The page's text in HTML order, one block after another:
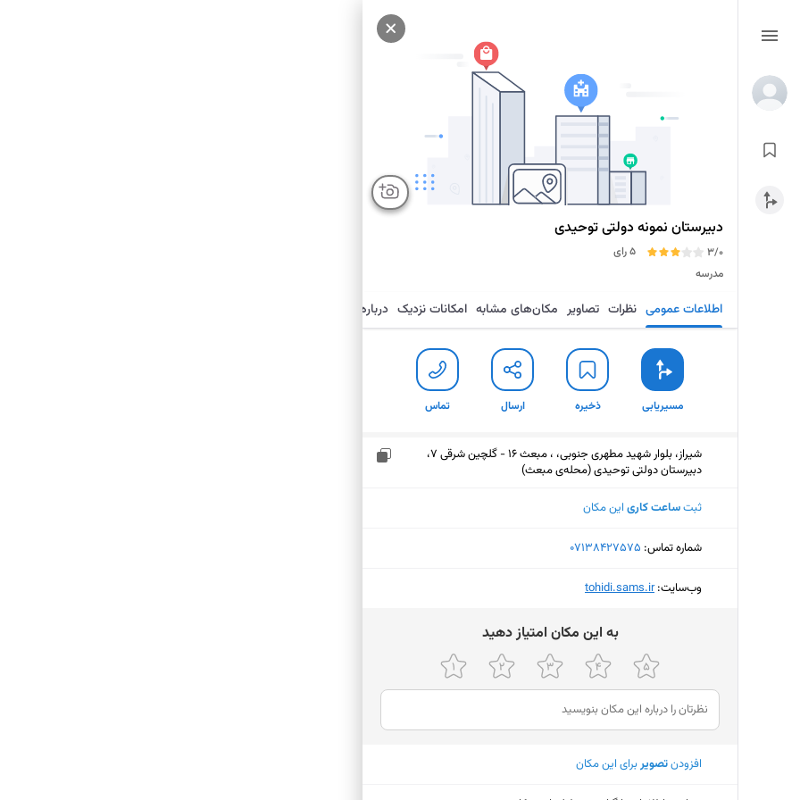
دبیرستان نمونه دولتی توحیدی
3/0
5 رای
مدرسه
اطلاعات عمومی نظرات تصاویر مکان‌های مشابه امکانات نزدیک درباره
مسیریابی ذخیره ارسال تماس
شیراز، بلوار شهید مطهری جنوبی، ، مبعث 16 - گلچین شرقی 7،
دبیرستان دولتی توحیدی (محله‌ی مبعث)
ثبتساعت کاری این مکان
شماره تماس: ‎07138427575
وب‌سایت:‎tohidi.sams.ir
ﺑﻪ اﯾﻦ ﻣﮑﺎن اﻣﺘﯿﺎز دﻫﯿﺪ
افزودنتصویربرای این مکان